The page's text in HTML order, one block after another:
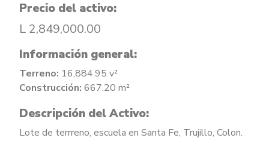
Precio del activo:
L 2,849,000.00
Información general:
Terreno: 16,884.95 v²
Construcción: 667.20 m²
Descripción del Activo:
Lote de terrreno, escuela en Santa Fe, Trujillo, Colon.